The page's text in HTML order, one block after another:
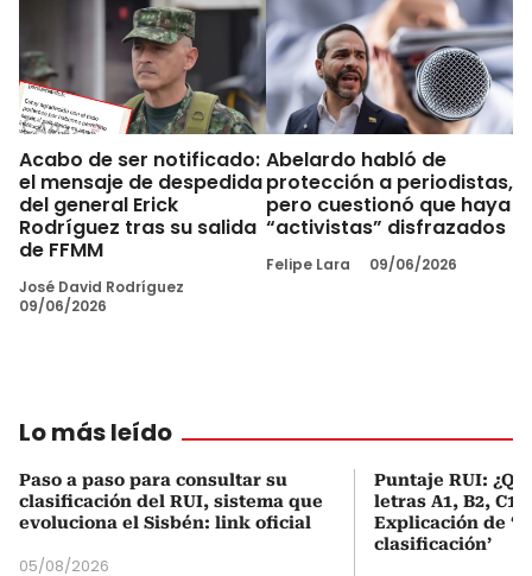
Acabo de ser notificado:
el mensaje de despedida
del general Erick
Rodríguez tras su salida
de FFMM
José David Rodríguez
09/06/2026
Abelardo habló de
protección a periodistas,
pero cuestionó que haya
“activistas” disfrazados
Felipe Lara 09/06/2026
Lo más leído
Paso a paso para consultar su
clasificación del RUI, sistema que
evoluciona el Sisbén: link oficial
05/08/2026
Puntaje RUI:
letras A1, B2, C1
Explicación de
clasificación’